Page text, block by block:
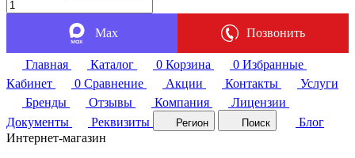
Max Позвонить
Главная Каталог 0 Корзина 0 Избранные
Кабинет
0 Сравнение Акции Контакты
Услуги
Бренды
Отзывы Компания
Лицензии
Документы
Реквизиты Регион Поиск
Блог
Интернет-магазин